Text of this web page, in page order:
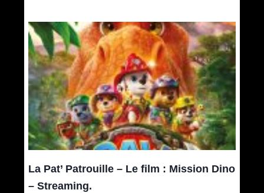
La Pat’ Patrouille – Le film : Mission Dino
– Streaming.